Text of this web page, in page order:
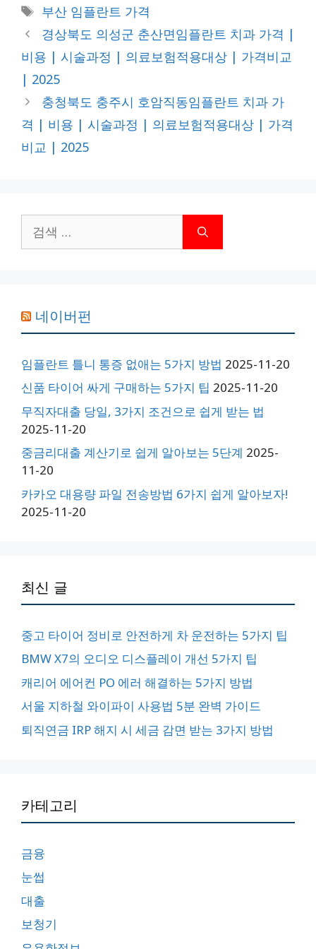
테
고
리
태
그
부산 임플란트 가격
경상북도 의성군 춘산면임플란트 치과 가격 |
비용 | 시술과정 | 의료보험적용대상 | 가격비교
| 2025
충청북도 충주시 호암직동임플란트 치과 가
격 | 비용 | 시술과정 | 의료보험적용대상 | 가격
비교 | 2025
색:
네이버펀
임플란트 틀니 통증 없애는 5가지 방법 2025-11-20
신품 타이어 싸게 구매하는 5가지 팁 2025-11-20
무직자대출 당일, 3가지 조건으로 쉽게 받는 법
2025-11-20
중금리대출 계산기로 쉽게 알아보는 5단계 2025-
11-20
카카오 대용량 파일 전송방법 6가지 쉽게 알아보자!
2025-11-20
최신 글
중고 타이어 정비로 안전하게 차 운전하는 5가지 팁
BMW X7의 오디오 디스플레이 개선 5가지 팁
캐리어 에어컨 PO 에러 해결하는 5가지 방법
서울 지하철 와이파이 사용법 5분 완벽 가이드
퇴직연금 IRP 해지 시 세금 감면 받는 3가지 방법
카테고리
금융
눈썹
대출
보청기